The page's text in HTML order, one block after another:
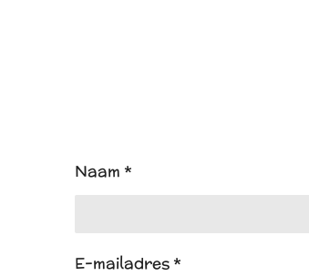
Naam *
E-mailadres *